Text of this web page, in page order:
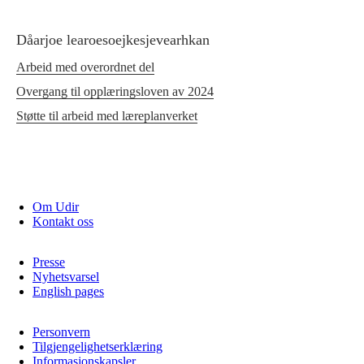
Dåarjoe learoesoejkesjevearhkan
Arbeid med overordnet del
Overgang til opplæringsloven av 2024
Støtte til arbeid med læreplanverket
Om Udir
Kontakt oss
Presse
Nyhetsvarsel
English pages
Personvern
Tilgjengelighetserklæring